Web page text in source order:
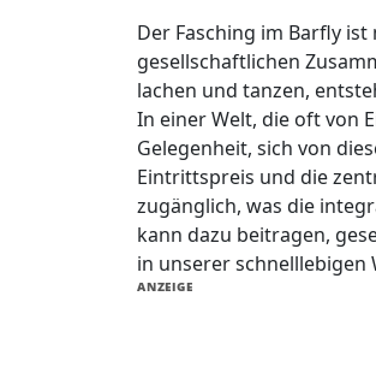
Der Fasching im Barfly
gesellschaftlichen
lachen und tanzen,
In einer Welt, die oft von
Gelegenheit, sich von
Eintrittspreis und die
zugänglich, was die
kann dazu beitragen,
in unserer
ANZEIGE